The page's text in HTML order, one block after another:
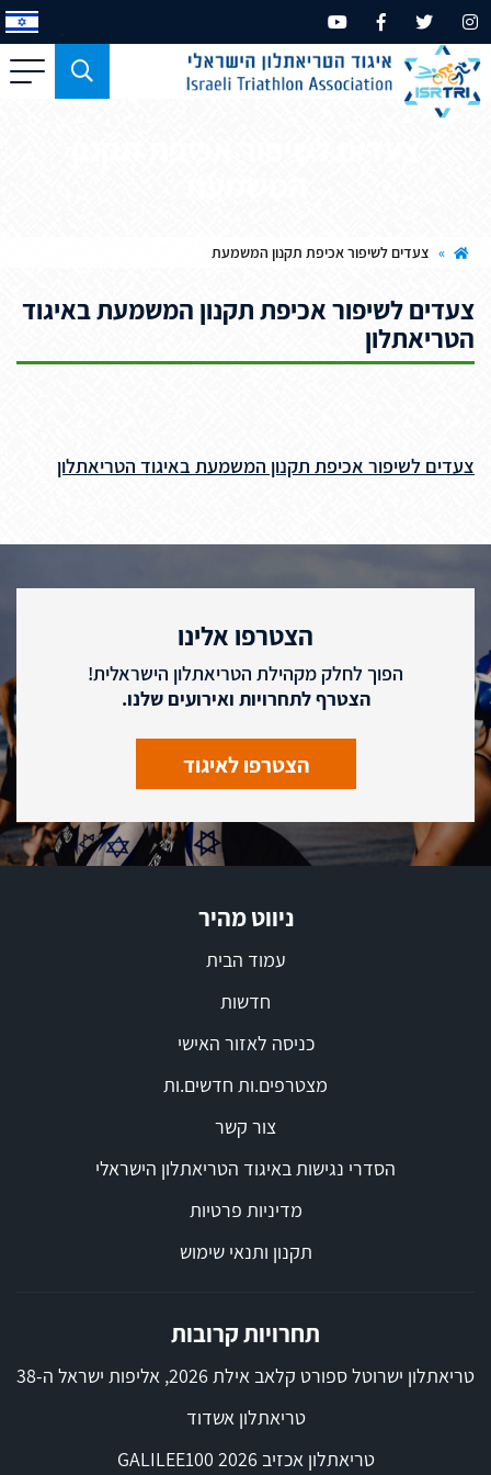
כפתור
משמש
» צעדים לשיפור אכיפת תקנון המשמעת
צעדים לשיפור אכיפת תקנון המשמעת באיגוד
הטריאתלון
צעדים לשיפור אכיפת תקנון המשמעת באיגוד הטריאתלון
הצטרפו אלינו
הפוך לחלק מקהילת הטריאתלון הישראלית!
הצטרף לתחרויות ואירועים שלנו.
הצטרפו לאיגוד
ניווט מהיר
עמוד הבית
חדשות
כניסה לאזור האישי
מצטרפים.ות חדשים.ות
צור קשר
הסדרי נגישות באיגוד הטריאתלון הישראלי
מדיניות פרטיות
תקנון ותנאי שימוש
תחרויות קרובות
טריאתלון ישרוטל ספורט קלאב אילת 2026, אליפות ישראל ה-38
טריאתלון אשדוד
טריאתלון אכזיב 2026 GALILEE100